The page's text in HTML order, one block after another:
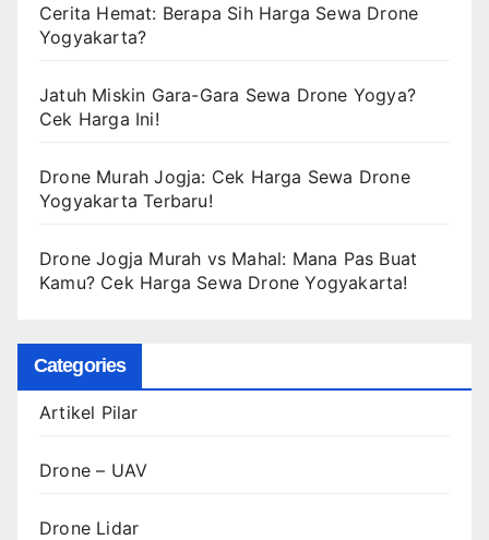
Cerita Hemat: Berapa Sih Harga Sewa Drone
Yogyakarta?
Jatuh Miskin Gara-Gara Sewa Drone Yogya?
Cek Harga Ini!
Drone Murah Jogja: Cek Harga Sewa Drone
Yogyakarta Terbaru!
Drone Jogja Murah vs Mahal: Mana Pas Buat
Kamu? Cek Harga Sewa Drone Yogyakarta!
Categories
Artikel Pilar
Drone – UAV
Drone Lidar